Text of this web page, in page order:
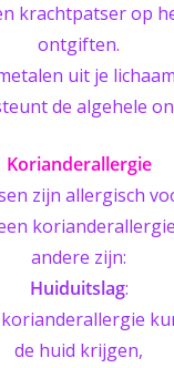
krachtpatser op
ontgiften.
uit je
de algehele
Korianderallergie
zijn allergisch
andere zijn:
Huiduitslag:
de huid krijgen,